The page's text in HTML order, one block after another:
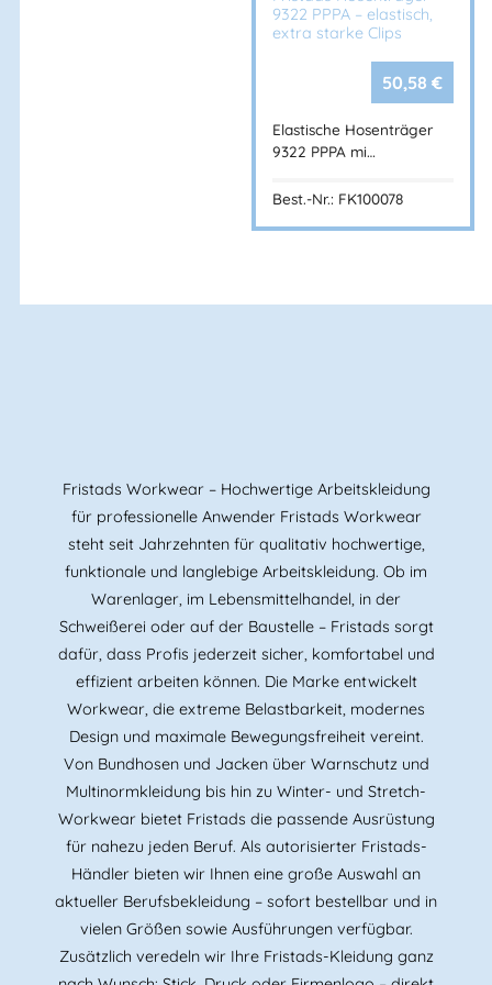
9322 PPPA – elastisch,
extra starke Clips
50,58 €
Elastische Hosenträger
9322 PPPA mi…
Best.-Nr.: FK100078
BANNENBERG
Fristads Workwear – Hochwertige Arbeitskleidung
für professionelle Anwender Fristads Workwear
steht seit Jahrzehnten für qualitativ hochwertige,
funktionale und langlebige Arbeitskleidung. Ob im
Warenlager, im Lebensmittelhandel, in der
Schweißerei oder auf der Baustelle – Fristads sorgt
dafür, dass Profis jederzeit sicher, komfortabel und
effizient arbeiten können. Die Marke entwickelt
Workwear, die extreme Belastbarkeit, modernes
Design und maximale Bewegungsfreiheit vereint.
Von Bundhosen und Jacken über Warnschutz und
Multinormkleidung bis hin zu Winter- und Stretch-
Workwear bietet Fristads die passende Ausrüstung
für nahezu jeden Beruf. Als autorisierter Fristads-
Händler bieten wir Ihnen eine große Auswahl an
aktueller Berufsbekleidung – sofort bestellbar und in
vielen Größen sowie Ausführungen verfügbar.
Zusätzlich veredeln wir Ihre Fristads-Kleidung ganz